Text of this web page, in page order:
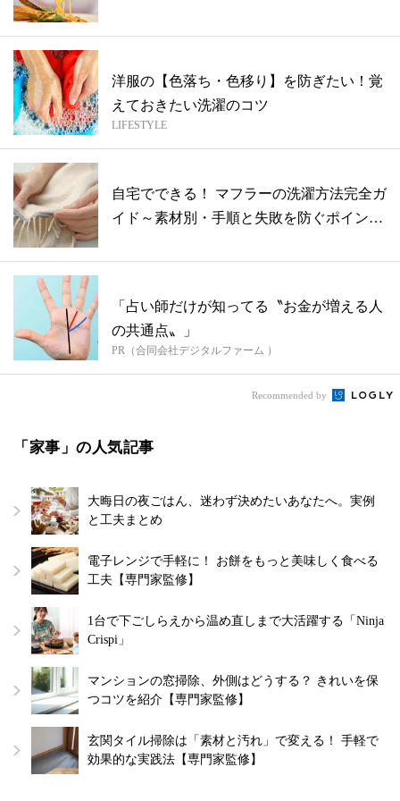
洋服の【色落ち・色移り】を防ぎたい！覚
えておきたい洗濯のコツ
LIFESTYLE
自宅でできる！ マフラーの洗濯方法完全ガ
イド～素材別・手順と失敗を防ぐポイント
「占い師だけが知ってる〝お金が増える人
の共通点〟」
PR（合同会社デジタルファーム ）
Recommended by
「家事」の人気記事
大晦日の夜ごはん、迷わず決めたいあなたへ。実例
と工夫まとめ
電子レンジで手軽に！ お餅をもっと美味しく食べる
工夫【専門家監修】
1台で下ごしらえから温め直しまで大活躍する「Ninja
Crispi」
マンションの窓掃除、外側はどうする？ きれいを保
つコツを紹介【専門家監修】
玄関タイル掃除は「素材と汚れ」で変える！ 手軽で
効果的な実践法【専門家監修】